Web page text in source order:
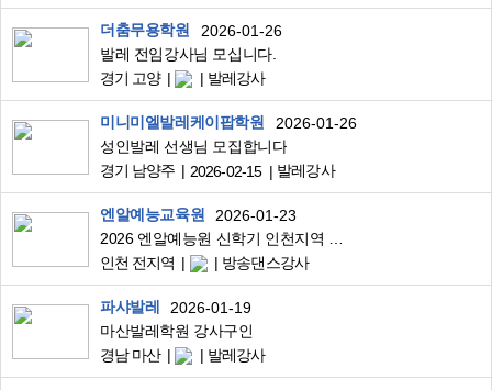
더춤무용학원
2026-01-26
발레 전임강사님 모십니다.
경기 고양
발레강사
미니미엘발레케이팝학원
2026-01-26
성인발레 선생님 모집합니다
경기 남양주
2026-02-15 발레강사
엔알예능교육원
2026-01-23
인천 전지역
방송댄스강사
파샤발레
2026-01-19
마산발레학원 강사구인
경남 마산
발레강사